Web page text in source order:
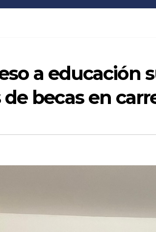
a educación
becas en